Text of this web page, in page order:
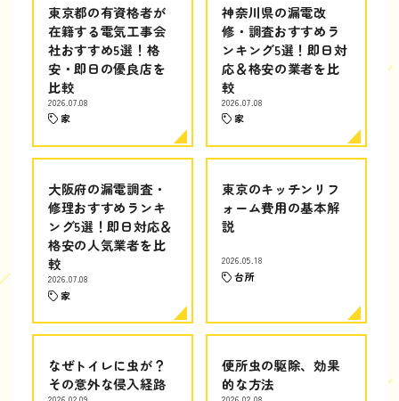
東京都の有資格者が
在籍する電気工事会
社おすすめ5選！格
安・即日の優良店を
比較
2026.07.08
家
神奈川県の漏電改
修・調査おすすめラ
ンキング5選！即日対
応＆格安の業者を比
較
2026.07.08
家
大阪府の漏電調査・
修理おすすめランキ
ング5選！即日対応＆
格安の人気業者を比
較
2026.07.08
家
東京のキッチンリフ
ォーム費用の基本解
説
2026.05.18
台所
なぜトイレに虫が？
その意外な侵入経路
便所虫の駆除、効果
的な方法